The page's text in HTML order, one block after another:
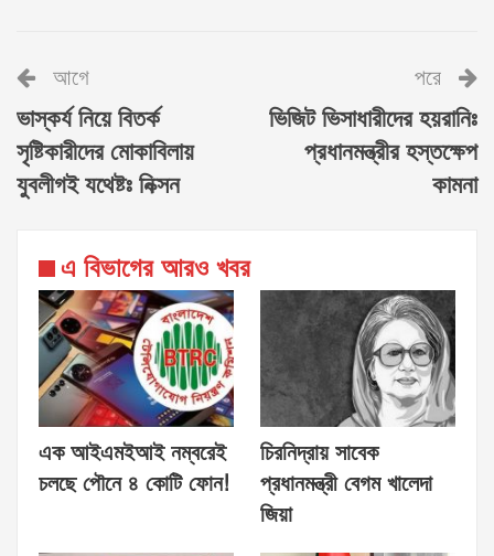
আগে
ভাস্কর্য নিয়ে বিতর্ক
সৃষ্টিকারীদের মোকাবিলায়
যুবলীগই যথেষ্টঃ নিক্সন
পরে
ভিজিট ভিসাধারীদের হয়রানিঃ
প্রধানমন্ত্রীর হস্তক্ষেপ
কামনা
এ বিভাগের আরও খবর
এক আইএমইআই নম্বরেই
চলছে পৌনে ৪ কোটি ফোন!
চিরনিদ্রায় সাবেক
প্রধানমন্ত্রী বেগম খালেদা
জিয়া